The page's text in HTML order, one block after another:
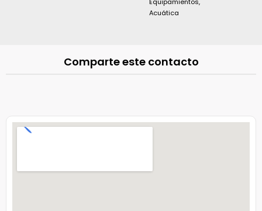
Equipamientos,
Acuática
Comparte este contacto